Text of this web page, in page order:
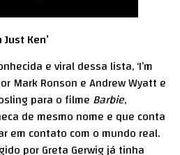
Ken’
e viral dessa lista, ‘I’m
Mark Ronson e Andrew Wyatt e
para o filme Barbie,
de mesmo nome e que conta
em contato com o mundo real.
por Greta Gerwig já tinha